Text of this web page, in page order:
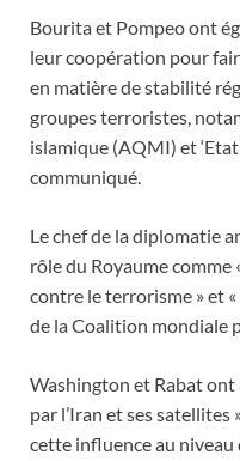
Bourita et Pompeo ont
leur coopération pour
en matière de stabilité
groupes terroristes,
islamique (AQMI) et
communiqué.
Le chef de la diplomatie
rôle du Royaume comme
contre le terrorisme » et
de la Coalition mondiale
Washington et Rabat ont
par l’Iran et ses satellites
cette influence au niveau